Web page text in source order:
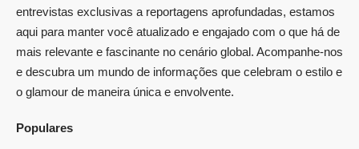
entrevistas exclusivas a reportagens aprofundadas, estamos
aqui para manter você atualizado e engajado com o que há de
mais relevante e fascinante no cenário global. Acompanhe-nos
e descubra um mundo de informações que celebram o estilo e
o glamour de maneira única e envolvente.
Populares